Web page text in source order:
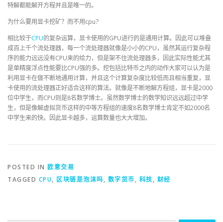
特解都能解开方程并且是唯一的。
为什么要用显卡挖矿？而不用cpu?
相比较于CPU的复杂运算，显卡使用的GPU进行的是通用计算。因此可以堆叠
成百上千个流处理器，每一个流处理器就像是小小的CPU，虽然其运行复杂程
序的能力远远没有CPU来的给力，但是架不住流处理器多，因此实际性能尤其
是单精度浮点性能要比CPU强的多。挖包括比特币之内的动作大家可以认为是
利用显卡在做不断地通用计算，并且这个计算复杂度比较低而且相当重复，显
卡使用的流处理器正好适合这样的算法。就像是不断地解方程组，显卡是2000
位中学生，而CPU则是8名数学博士。虽然数学博士的数学知识远远超过中学
生，但是像解虚拟货币这样的中等方程组的速度8名数学博士肯定不如2000名
中学生来的快。因此显卡越多，运算数量也大大增加。
POSTED IN 欧意交易
TAGGED CPU, 区块链是泡沫吗, 数字货币, 科技, 财经